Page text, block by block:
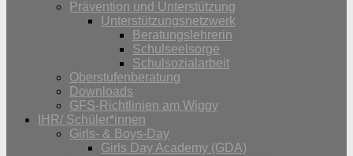
Prävention und Unterstützung
Unterstützungsnetzwerk
Beratungslehrerin
Schulseelsorge
Schulsozialarbeit
Oberstufenberatung
Downloads
GFS-Richtlinien am Wiggy
IHR/ Schüler*innen
Girls- & Boys-Day
Girls Day Academy (GDA)